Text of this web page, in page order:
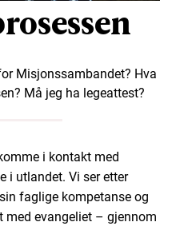
Misjonssambandet? Hva
Må jeg ha legeattest?
i kontakt med
i utlandet. Vi ser etter
faglige kompetanse og
evangeliet – gjennom